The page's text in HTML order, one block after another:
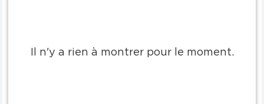
Il n'y a rien à montrer pour le moment.